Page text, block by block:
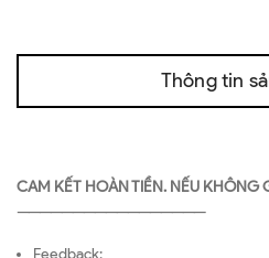
Thông tin
CAM KẾT HOÀN TIỀN. NẾU KHÔNG
—————————————————
Feedback: